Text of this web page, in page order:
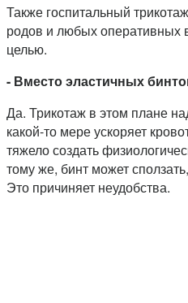
Также госпитальный
родов и любых оперативных
целью.
- Вместо эластичных
Да. Трикотаж в этом плане
какой-то мере ускоряет
тяжело создать
тому же, бинт может
Это причиняет неудобства.